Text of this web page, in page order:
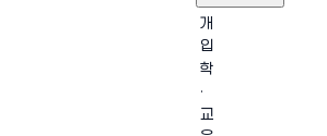
개
입
학
·
교